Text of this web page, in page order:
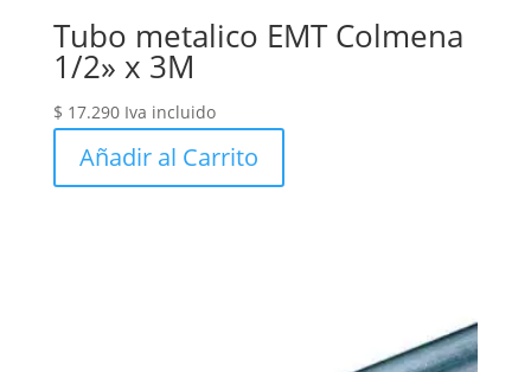
Tubo metalico EMT Colmena
1/2» x 3M
$ 17.290 Iva incluido
Añadir al Carrito